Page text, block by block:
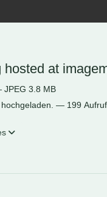
hosted at
3.8 MB
hochgeladen. — 199